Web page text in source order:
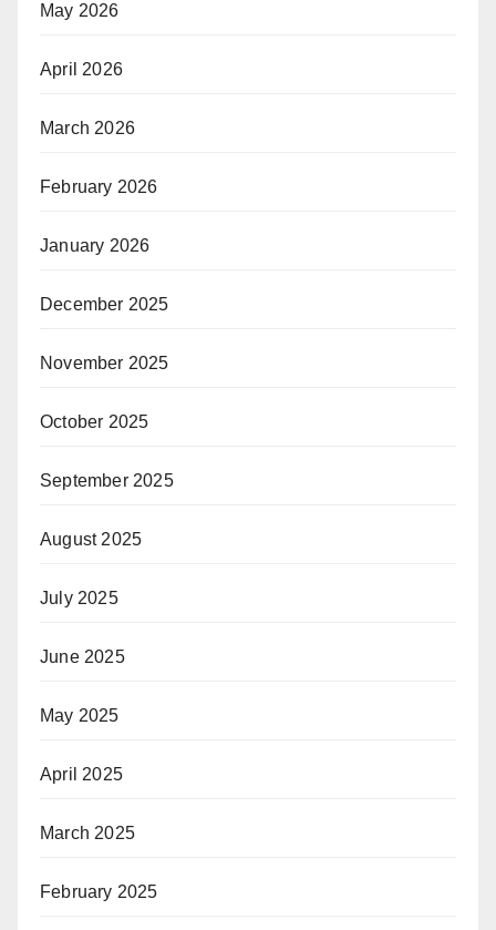
May 2026
April 2026
March 2026
February 2026
January 2026
December 2025
November 2025
October 2025
September 2025
August 2025
July 2025
June 2025
May 2025
April 2025
March 2025
February 2025